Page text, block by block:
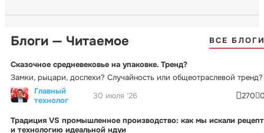
Блоги — Читаемое ВСЕ
Сказочное средневековье на упаковке. Тренд?
Замки, рыцари, доспехи? Случайность или общеотраслевой тренд?
Главный
технолог
30 июля '26 270
Традиция VS промышленное производство: как мы искали рецепт
и технологию идеальной ндуи